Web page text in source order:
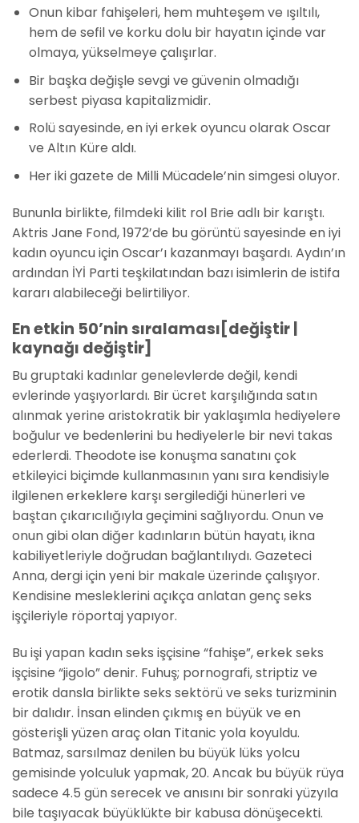
Onun kibar fahişeleri, hem muhteşem ve ışıltılı,
hem de sefil ve korku dolu bir hayatın içinde var
olmaya, yükselmeye çalışırlar.
Bir başka değişle sevgi ve güvenin olmadığı
serbest piyasa kapitalizmidir.
Rolü sayesinde, en iyi erkek oyuncu olarak Oscar
ve Altın Küre aldı.
Her iki gazete de Milli Mücadele’nin simgesi oluyor.
Bununla birlikte, filmdeki kilit rol Brie adlı bir karıştı.
Aktris Jane Fond, 1972’de bu görüntü sayesinde en iyi
kadın oyuncu için Oscar’ı kazanmayı başardı. Aydın’ın
ardından İYİ Parti teşkilatından bazı isimlerin de istifa
kararı alabileceği belirtiliyor.
En etkin 50’nin sıralaması[değiştir |
kaynağı değiştir]
Bu gruptaki kadınlar genelevlerde değil, kendi
evlerinde yaşıyorlardı. Bir ücret karşılığında satın
alınmak yerine aristokratik bir yaklaşımla hediyelere
boğulur ve bedenlerini bu hediyelerle bir nevi takas
ederlerdi. Theodote ise konuşma sanatını çok
etkileyici biçimde kullanmasının yanı sıra kendisiyle
ilgilenen erkeklere karşı sergilediği hünerleri ve
baştan çıkarıcılığıyla geçimini sağlıyordu. Onun ve
onun gibi olan diğer kadınların bütün hayatı, ikna
kabiliyetleriyle doğrudan bağlantılıydı. Gazeteci
Anna, dergi için yeni bir makale üzerinde çalışıyor.
Kendisine mesleklerini açıkça anlatan genç seks
işçileriyle röportaj yapıyor.
Bu işi yapan kadın seks işçisine “fahişe”, erkek seks
işçisine “jigolo” denir. Fuhuş; pornografi, striptiz ve
erotik dansla birlikte seks sektörü ve seks turizminin
bir dalıdır. İnsan elinden çıkmış en büyük ve en
gösterişli yüzen araç olan Titanic yola koyuldu.
Batmaz, sarsılmaz denilen bu büyük lüks yolcu
gemisinde yolculuk yapmak, 20. Ancak bu büyük rüya
sadece 4.5 gün serecek ve anısını bir sonraki yüzyıla
bile taşıyacak büyüklükte bir kabusa dönüşecekti.